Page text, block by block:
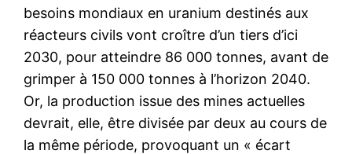
besoins mondiaux en uranium destinés aux
réacteurs civils vont croître d’un tiers d’ici
2030, pour atteindre 86 000 tonnes, avant de
grimper à 150 000 tonnes à l’horizon 2040.
Or, la production issue des mines actuelles
devrait, elle, être divisée par deux au cours de
la même période, provoquant un « écart